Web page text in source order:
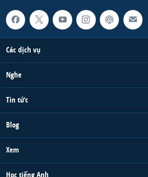
Các dịch vụ
Nghe
Tin tức
Blog
Xem
Học tiếng Anh